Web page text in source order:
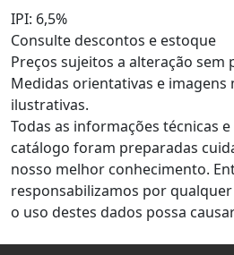
4SX3/4X3-
1/2RP
4SX3/4X4RP
PARAF ANSI B18.
4SX7/8X3RP
PARAF SX ANSI
4SX7/8X3-
1/2RP
PARAF SX ANSI
RP
PARAF SX ANSI
IPI: 6,5%
Consulte descontos e estoque
Preços sujeitos a alteração sem
Medidas orientativas e imagens
ilustrativas.
Todas as informações técnicas
catálogo foram preparadas
nosso melhor conhecimento.
responsabilizamos por
o uso destes dados possa